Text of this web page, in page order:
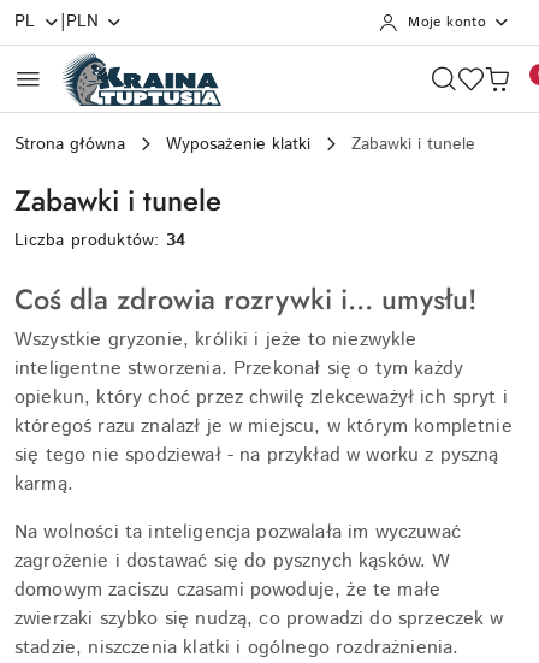
Przejdź do treści głównej
Przejdź do wyszukiwarki
Przejdź do moje konto
Przejdź do menu głównego
Przejdź do stopki
PL |PLN Moje konto
Strona główna Wyposażenie klatki Zabawki i tunele
Zabawki i tunele
Liczba produktów:34
Coś dla zdrowia rozrywki i… umysłu!
Wszystkie gryzonie, króliki i jeże to niezwykle
inteligentne stworzenia. Przekonał się o tym każdy
opiekun, który choć przez chwilę zlekceważył ich spryt i
któregoś razu znalazł je w miejscu, w którym kompletnie
się tego nie spodziewał - na przykład w worku z pyszną
karmą.
Na wolności ta inteligencja pozwalała im wyczuwać
zagrożenie i dostawać się do pysznych kąsków. W
domowym zaciszu czasami powoduje, że te małe
zwierzaki szybko się nudzą, co prowadzi do sprzeczek w
stadzie, niszczenia klatki i ogólnego rozdrażnienia.